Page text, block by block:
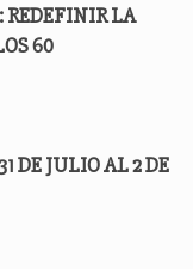
REDEFINIR LA
60
DE JULIO AL 2 DE